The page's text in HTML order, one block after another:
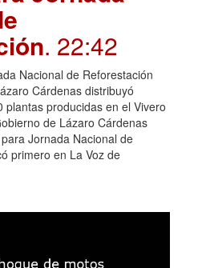
. 22:42
Nacional de Reforestación
Cárdenas distribuyó
plantas producidas en el Vivero
de Lázaro Cárdenas
Jornada Nacional de
primero en La Voz de